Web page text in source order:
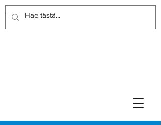
Rikoslakimies
Lakitoimisto